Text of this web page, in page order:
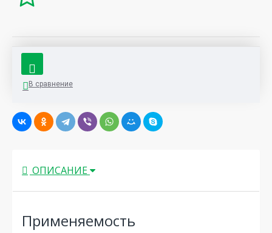
В сравнение
ОПИСАНИЕ
Применяемость